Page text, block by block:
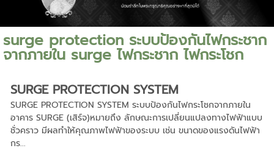
surge protection ระบบป้องกันไฟกระชาก
จากภายใน surge ไฟกระชาก ไฟกระโชก
SURGE PROTECTION SYSTEM
SURGE PROTECTION SYSTEM ระบบป้องกันไฟกระโชกจากภายใน
อาคาร SURGE (เสิร์จ)หมายถึง ลักษณะการเปลี่ยนแปลงทางไฟฟ้าแบบ
ชั่วคราว มีผลทำให้คุณภาพไฟฟ้าของระบบ เช่น ขนาดของแรงดันไฟฟ้า
กร...